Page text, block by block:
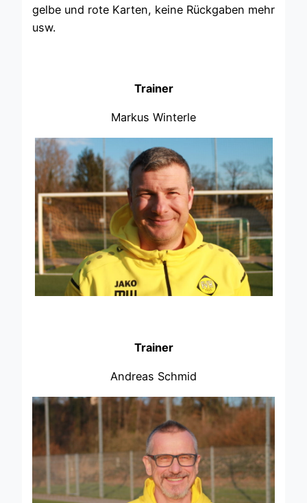
gelbe und rote Karten, keine Rückgaben mehr
usw.
Trainer
Markus Winterle
Trainer
Andreas Schmid